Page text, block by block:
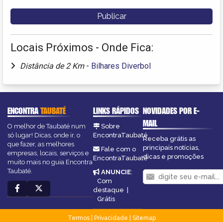
Locais Próximos - Onde Fica:
Distância de 2 Km - Bilhares Diverbol
ENCONTRATAUBATÉ
O melhor de Taubaté num
só lugar! Dicas, onde ir, o
que fazer, as melhores
empresas, locais, serviços e
muito mais no guia Encontra
Taubaté.
LINKS RÁPIDOS
Sobre
EncontraTaubaté
Fale com o
EncontraTaubaté
ANUNCIE:
Com
destaque |
Grátis
NOVIDADES POR E-
MAIL
Receba grátis as
principais notícias,
dicas e promoções
Termos| Privacidade
Sitemap